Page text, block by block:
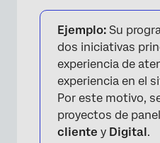
Ejemplo: Su
dos iniciativas
experiencia de
experiencia en el
Por este motivo,
proyectos de
cliente y Digital.